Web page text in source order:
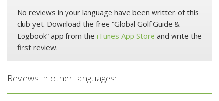
No reviews in your language have been written of this
club yet. Download the free “Global Golf Guide &
Logbook” app from the iTunes App Store and write the
first review.
Reviews in other languages: